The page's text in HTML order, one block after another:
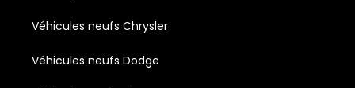
Véhicules neufs Chrysler
Véhicules neufs Dodge